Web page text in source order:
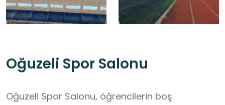
Oğuzeli Spor Salonu
Oğuzeli Spor Salonu, öğrencilerin boş